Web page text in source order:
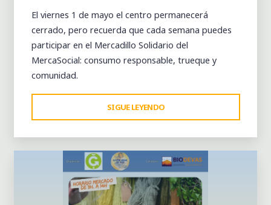
El viernes 1 de mayo el centro permanecerá
cerrado, pero recuerda que cada semana puedes
participar en el Mercadillo Solidario del
MercaSocial: consumo responsable, trueque y
comunidad.
SIGUE LEYENDO
VIERNES
1
DE
MAYO
CERRAMOS…
PERO
Dejar un comentario